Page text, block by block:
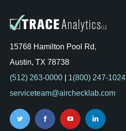
15768 Hamilton Pool Rd,
Austin, TX 78738
(512) 263-0000| 1(800) 247-1024
serviceteam@airchecklab.com